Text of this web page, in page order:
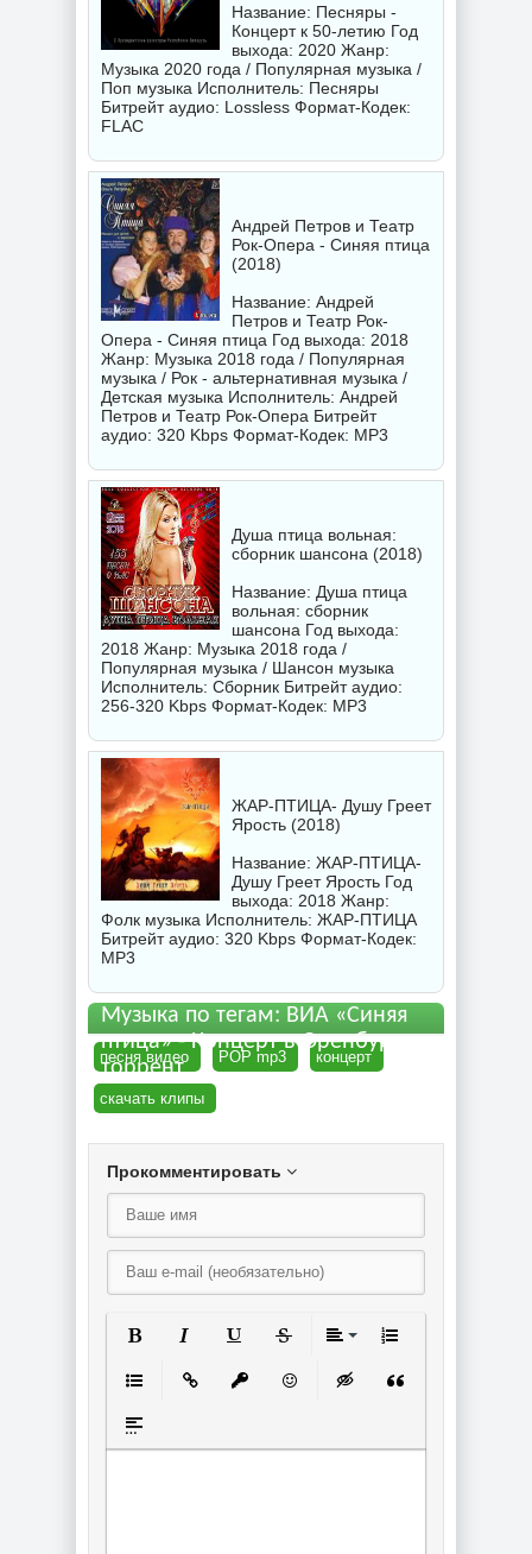
Название: Песняры -
Концерт к 50-летию Год
выхода: 2020 Жанр:
Музыка 2020 года / Популярная музыка /
Поп музыка Исполнитель: Песняры
Битрейт аудио: Lossless Формат-Кодек:
FLAC
Андрей Петров и Театр
Рок-Опера - Синяя птица
(2018)
Название: Андрей
Петров и Театр Рок-
Опера - Синяя птица Год выхода: 2018
Жанр: Музыка 2018 года / Популярная
музыка / Рок - альтернативная музыка /
Детская музыка Исполнитель: Андрей
Петров и Театр Рок-Опера Битрейт
аудио: 320 Kbps Формат-Кодек: MP3
Душа птица вольная:
сборник шансона (2018)
Название: Душа птица
вольная: сборник
шансона Год выхода:
2018 Жанр: Музыка 2018 года /
Популярная музыка / Шансон музыка
Исполнитель: Сборник Битрейт аудио:
256-320 Kbps Формат-Кодек: MP3
ЖАР-ПТИЦА- Душу Греет
Ярость (2018)
Название: ЖАР-ПТИЦА-
Душу Греет Ярость Год
выхода: 2018 Жанр:
Фолк музыка Исполнитель: ЖАР-ПТИЦА
Битрейт аудио: 320 Kbps Формат-Кодек:
MP3
Музыка по тегам: ВИА «Синяя
птица» - Концерт в Оренбурге
торрент
песня видео POP mp3 концерт
скачать клипы
Прокомментировать
Вставка спойлера